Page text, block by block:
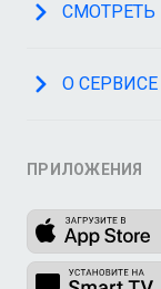
СМОТРЕТЬ
О СЕРВИСЕ
ПРИЛОЖЕНИЯ